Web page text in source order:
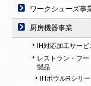
ワークシューズ事
厨房機器事業
IH対応加工サービ
レストラン・フー
製品
IHボウルRシリ